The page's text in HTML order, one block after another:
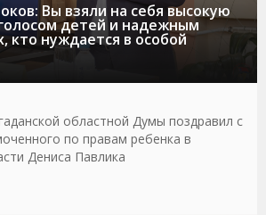
Вы взяли на себя высокую
детей и надежным
кто нуждается в особой
областной Думы поздравил с
по правам ребенка в
Дениса Павлика